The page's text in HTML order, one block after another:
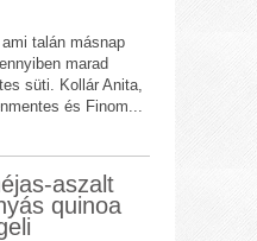
talán másnap
marad
süti. Kollár Anita,
és Finom...
aszalt
quinoa